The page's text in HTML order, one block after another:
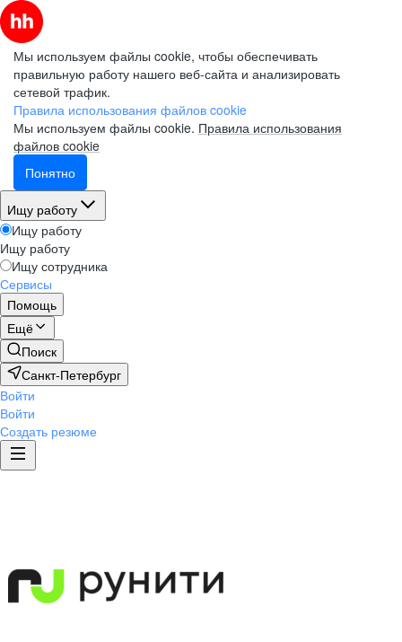
Мы используем файлы cookie, чтобы обеспечивать
правильную работу нашего веб-сайта и анализировать
сетевой трафик.
Правила использования файлов cookie
Мы используем файлы cookie. Правила использования
файлов cookie
Понятно
Ищу работу
Ищу работу
Ищу работу
Ищу сотрудника
Сервисы
Помощь
Ещё
Поиск
Санкт-Петербург
Войти
Войти
Создать резюме